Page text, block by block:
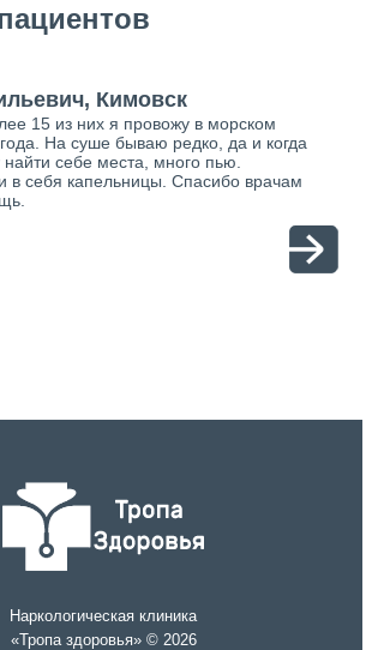
Кимовск
15 из них я провожу в морском
На суше бываю редко, да и когда
себе места, много пью.
в себя капельницы. Спасибо врачам
Наркологическая клиника
«Тропа здоровья» © 2026